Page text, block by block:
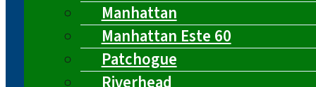
Manhattan
Manhattan Este 60
Patchogue